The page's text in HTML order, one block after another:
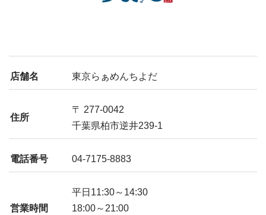
店舗名 東京らぁめんちよだ
住所
〒 277-0042
千葉県柏市逆井239-1
電話番号 04-7175-8883
営業時間
平日11:30～14:30
18:00～21:00